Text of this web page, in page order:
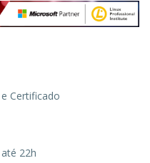
Certificado
22h